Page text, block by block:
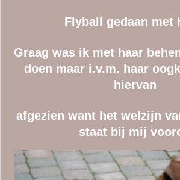
Flyball gedaan met
Graag was ik met haar
doen maar i.v.m. haar
hiervan
afgezien want het welzijn
staat bij mij